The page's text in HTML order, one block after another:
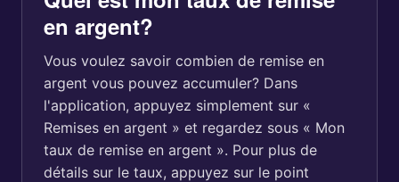
en argent?
Vous voulez savoir combien de remise en
argent vous pouvez accumuler? Dans
l'application, appuyez simplement sur «
Remises en argent » et regardez sous « Mon
taux de remise en argent ». Pour plus de
détails sur le taux, appuyez sur le point